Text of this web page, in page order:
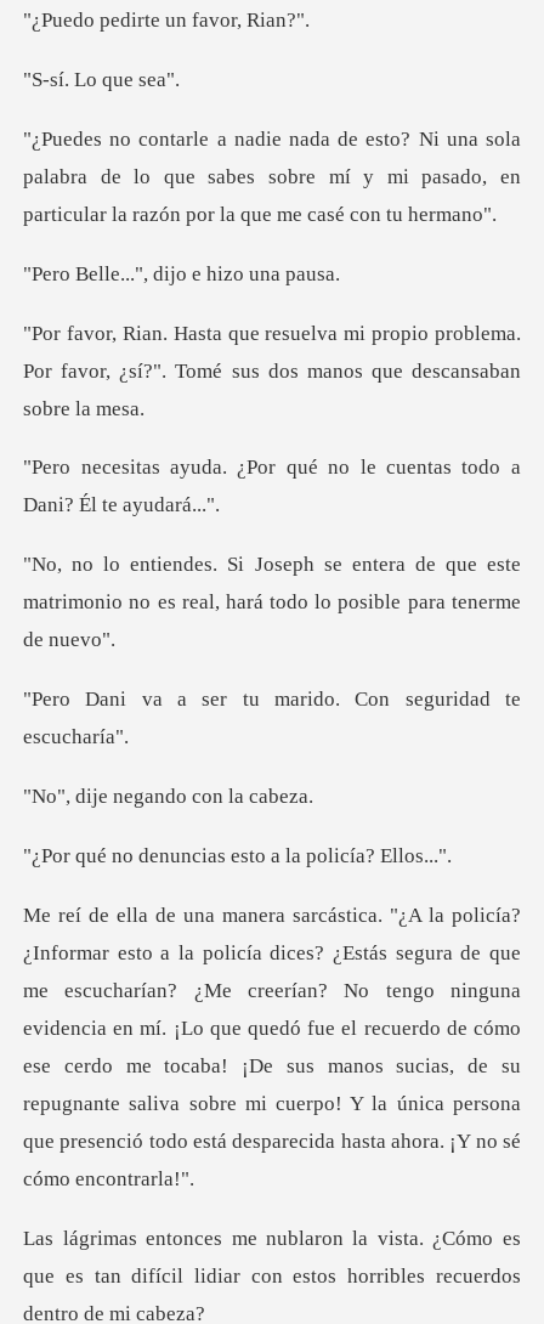
irte un fav
Lo qu
a
palabra de lo que sabes sobre mí y mi pasado, en
pa
.", dijo e hi
ropio problema.
Por favor, ¿sí?". Tomé su
r qué no le cuentas todo a
a de que este
matrimonio no es real, har
tu marido. Con segur
negando con
ncias esto a la p
creerían? No tengo ninguna
evidencia en mí. ¡Lo que quedó fue el recuerdo de cómo
ese cerdo me tocaba! ¡De sus manos sucias, de su
¿Cómo es
que es tan difícil lidiar con est